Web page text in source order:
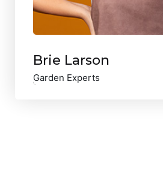
Brie Larson
Garden Experts